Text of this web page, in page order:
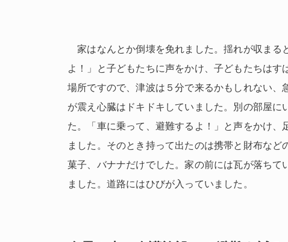
家はなんとか倒壊を免れました。揺れが収まる
よ！」と子どもたちに声をかけ、子どもたちは
場所ですので、津波は５分で来るかもしれない
が震え心臓はドキドキしていました。別の部屋
た。「車に乗って、避難するよ！」と声をかけ
ました。そのとき持って出たのは携帯と財布な
菓子、バナナだけでした。家の前には瓦が落ち
ました。道路にはひびが入っていました。